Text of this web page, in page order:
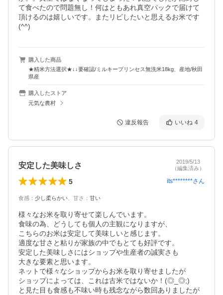
て食べたので問題無し！何はともあれ真空パックで届けて
頂けるのは嬉しいです。またリピしたいと思えるお米です
(^^)
購入した商品
★精米方法選択★↓↓要確認/ミルキープリンセス無洗米18kg、産地/秋田
県産
購入したストア
元気な農村
違反報告 いいね 4
安定した美味しさ
2019/5/13
（編集済み）
5 its********さん
食感 ： 少し柔らかい 甘さ ： 甘い
様々なお米を取り寄せて楽しんでいます。
食味の為、どうしても個人の主観になりますが、
こちらのお米は安定して美味しいと感じます。
適度な甘さと粘りが家族の中でもとても好評です。
安定した美味しさにはショップや生産者の誠実さも
大きな要素と思います。
ネットで様々なショップからお米を取り寄せましたが
ショップによっては、これは古米ではないか！(◎_◎;)
と見た目も食感も不味い時も残念ながら数回ありましたが